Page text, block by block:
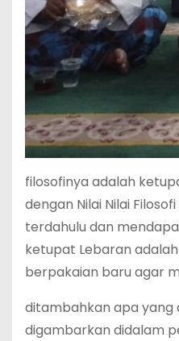
filosofinya adalah
dengan Nilai Nilai
terdahulu dan
ketupat Lebaran
berpakaian baru agar
ditambahkan apa yang
digambarkan didalam